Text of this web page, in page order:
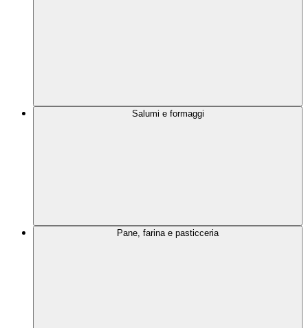
Salumi e formaggi
Pane, farina e pasticceria